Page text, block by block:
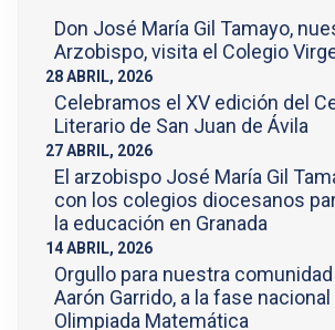
Don José María Gil Tamayo,
Arzobispo, visita el Colegio
28 ABRIL, 2026
Celebramos el XV edición del
Literario de San Juan de Ávila
27 ABRIL, 2026
El arzobispo José María Gil
con los colegios diocesanos
la educación en Granada
14 ABRIL, 2026
Orgullo para nuestra
Aarón Garrido, a la fase nacional
Olimpiada Matemática